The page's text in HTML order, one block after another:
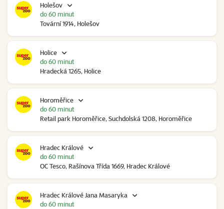
Holešov
Tovární 1914, Holešov
do 60 minut
Holice
Hradecká 1265, Holice
do 60 minut
Horoměřice
Retail park Horoměřice, Suchdolská 1208, Horoměřice
do 60 minut
Hradec Králové
OC Tesco, Rašínova Třída 1669, Hradec Králové
do 60 minut
Hradec Králové Jana Masaryka
do 60 minut